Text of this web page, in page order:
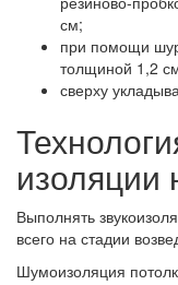
см;
при помощи
толщиной 1,2
сверху
изоляции
Выполнять
всего на стадии
Шумоизоляция